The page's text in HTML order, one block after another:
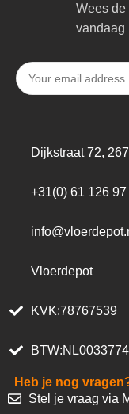
Wees de
vandaag
Dijkstraat 72,
+31(0) 61 126 97
Vloerdepot
KVK:78767539
Heb je nog
Stel je vraag via